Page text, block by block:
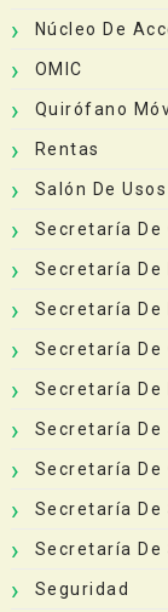
Núcleo De
OMIC
Quirófano
Rentas
Salón De
Secretaría De
Secretaría De
Secretaría De
Secretaría De
Secretaría De
Secretaría De
Secretaría De
Secretaría De
Secretaría De
Seguridad